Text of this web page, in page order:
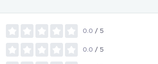
0.0 / 5
0.0 / 5